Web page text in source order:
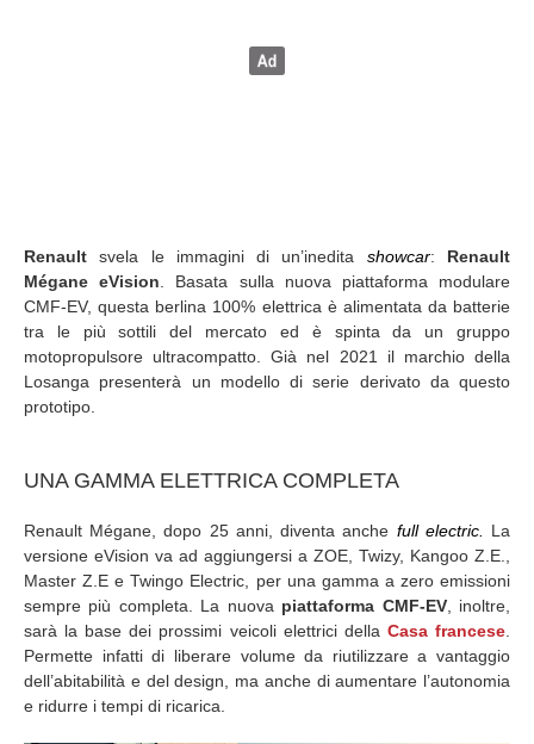
Renault svela le immagini di un’inedita showcar: Renault
Mégane eVision . Basata sulla nuova piattaforma modulare
CMF-EV, questa berlina 100% elettrica è alimentata da batterie
tra le più sottili del mercato ed è spinta da un gruppo
motopropulsore ultracompatto. Già nel 2021 il marchio della
Losanga presenterà un modello di serie derivato da questo
prototipo.
UNA GAMMA ELETTRICA COMPLETA
Renault Mégane, dopo 25 anni, diventa anche full electric.
La
versione eVision va ad aggiungersi a ZOE, Twizy, Kangoo Z.E.,
Master Z.E e Twingo Electric, per una gamma a zero emissioni
sempre più completa. La nuova piattaforma CMF-EV, inoltre,
sarà la base dei prossimi veicoli elettrici della Casa francese
Permette infatti di liberare volume da riutilizzare a vantaggio
dell’abitabilità e del design, ma anche di aumentare l’autonomia
e ridurre i tempi di ricarica.